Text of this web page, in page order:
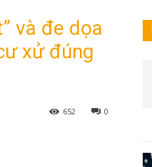
và đe dọa
xử đúng
0
652